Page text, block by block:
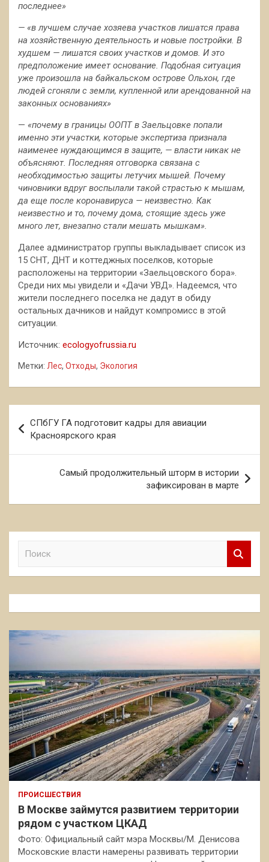
последнее»
— «в лучшем случае хозяева участков лишатся права
на хозяйственную деятельность и новые постройки. В
худшем — лишатся своих участков и домов. И это
предположение имеет основание. Подобная ситуация
уже произошла на байкальском острове Ольхон, где
людей сгоняли с земли, купленной или арендованной на
законных основаниях»
— «почему в границы ООПТ в Заельцовке попали
именно эти участки, которые экспертиза признала
наименее нуждающимся в защите, — власти никак не
объясняют. Последняя отговорка связана с
необходимостью защиты летучих мышей. Почему
чиновники вдруг воспылали такой страстью к мышам,
да еще после коронавируса — неизвестно. Как
неизвестно и то, почему дома, стоящие здесь уже
много лет, внезапно стали мешать мышкам».
Далее администратор группы выкладывает список из
15 СНТ, ДНТ и коттеджных поселков, которые
расположены на территории «Заельцовского бора».
Среди них мы увидели и «Дачи УВД». Надеемся, что
жители последнего поселка не дадут в обиду
остальных дачников и найдут компромисс в этой
ситуации.
Источник: ecologyofrussia.ru
Метки: Лес, Отходы, Экология
по
записям
СПбГУ ГА подготовит кадры для авиации
Красноярского края
Самый продолжительный шторм в истории
зафиксирован в марте
к
ПРОИСШЕСТВИЯ
В Москве займутся развитием территории
рядом с участком ЦКАД
Фото: Официальный сайт мэра Москвы/М. Денисова
Московские власти намерены развивать территории